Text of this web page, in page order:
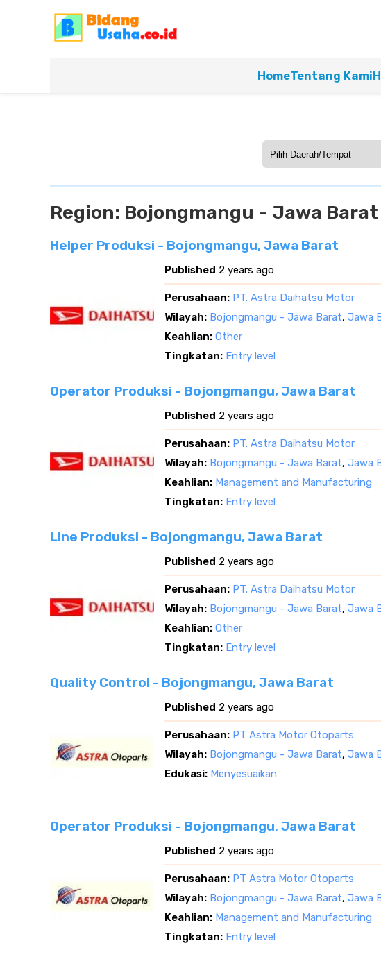
HomeTentang Kami
Region: Bojongmangu - Jawa Barat
Helper Produksi - Bojongmangu, Jawa Barat
Published 2 years ago
Perusahaan: PT. Astra Daihatsu Motor
Wilayah: Bojongmangu - Jawa Barat, Jawa
Keahlian: Other
Tingkatan: Entry level
Operator Produksi - Bojongmangu, Jawa Barat
Published 2 years ago
Perusahaan: PT. Astra Daihatsu Motor
Wilayah: Bojongmangu - Jawa Barat, Jawa
Keahlian: Management and Manufacturing
Tingkatan: Entry level
Line Produksi - Bojongmangu, Jawa Barat
Published 2 years ago
Perusahaan: PT. Astra Daihatsu Motor
Wilayah: Bojongmangu - Jawa Barat, Jawa
Keahlian: Other
Tingkatan: Entry level
Quality Control - Bojongmangu, Jawa Barat
Published 2 years ago
Perusahaan: PT Astra Motor Otoparts
Wilayah: Bojongmangu - Jawa Barat, Jawa
Edukasi: Menyesuaikan
Operator Produksi - Bojongmangu, Jawa Barat
Published 2 years ago
Perusahaan: PT Astra Motor Otoparts
Wilayah: Bojongmangu - Jawa Barat, Jawa
Keahlian: Management and Manufacturing
Tingkatan: Entry level